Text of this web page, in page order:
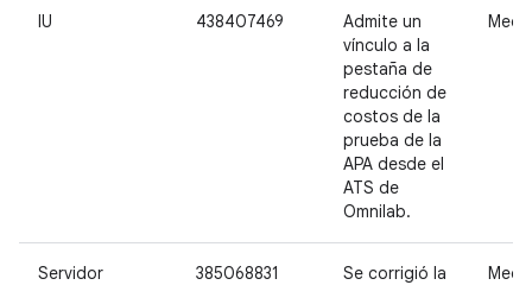
IU 438407469
Admite un
vínculo a la
pestaña de
reducción de
costos de la
prueba de la
APA desde el
ATS de
Omnilab.
Servidor 385068831
Se corrigió la